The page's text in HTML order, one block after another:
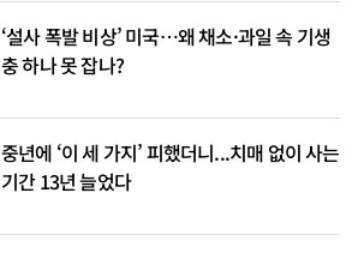
‘설사 폭발 비상’ 미국…왜 채소·과일 속 기생
충 하나 못 잡나?
중년에 ‘이 세 가지’ 피했더니...치매 없이 사는
기간 13년 늘었다